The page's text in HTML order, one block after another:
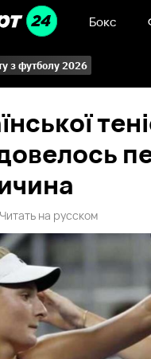
Бокс
з футболу 2026
Читать на русском